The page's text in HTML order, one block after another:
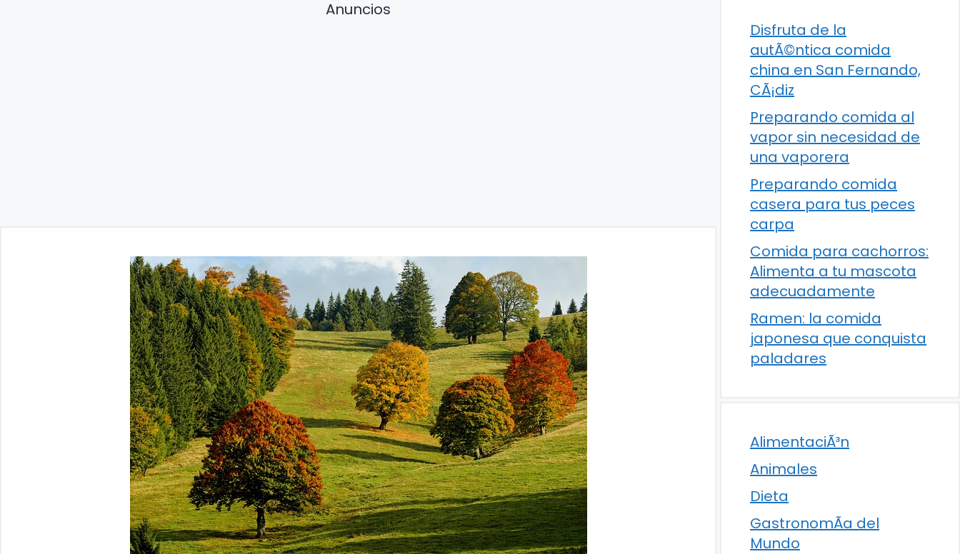
Anuncios
Disfruta de la
autÃ©ntica comida
china en San Fernando,
CÃ¡diz
Preparando comida al
vapor sin necesidad de
una vaporera
Preparando comida
casera para tus peces
carpa
Comida para cachorros:
Alimenta a tu mascota
adecuadamente
Ramen: la comida
japonesa que conquista
paladares
AlimentaciÃ³n
Animales
Dieta
GastronomÃ­a del
Mundo